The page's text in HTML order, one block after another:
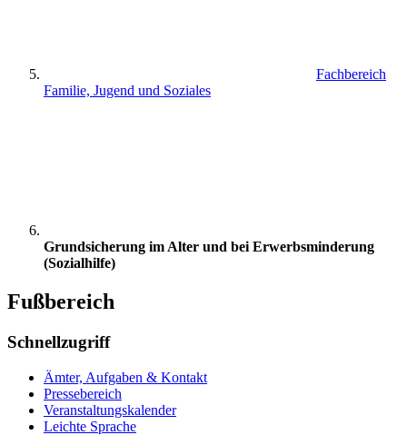
Fachbereich
Familie, Jugend und Soziales
Grundsicherung im Alter und bei Erwerbsminderung
(Sozialhilfe)
Fußbereich
Schnellzugriff
Ämter, Aufgaben & Kontakt
Pressebereich
Veranstaltungskalender
Leichte Sprache